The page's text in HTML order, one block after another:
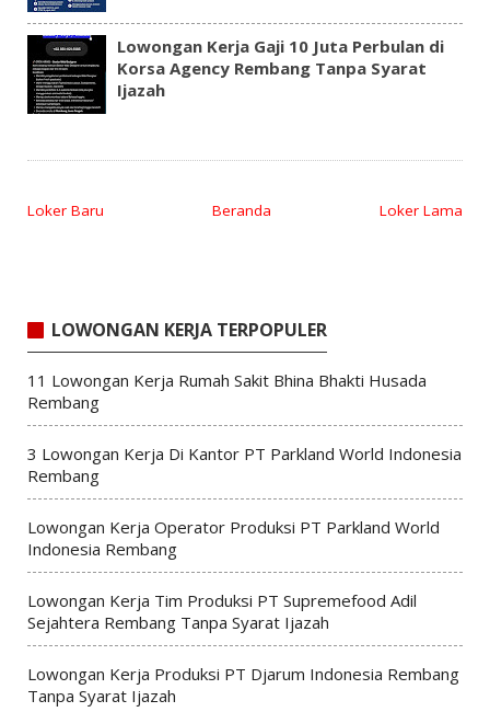
Lowongan Kerja Gaji 10 Juta Perbulan di
Korsa Agency Rembang Tanpa Syarat
Ijazah
Loker Baru Loker Lama
Beranda
LOWONGAN KERJA TERPOPULER
11 Lowongan Kerja Rumah Sakit Bhina Bhakti Husada
Rembang
3 Lowongan Kerja Di Kantor PT Parkland World Indonesia
Rembang
Lowongan Kerja Operator Produksi PT Parkland World
Indonesia Rembang
Lowongan Kerja Tim Produksi PT Supremefood Adil
Sejahtera Rembang Tanpa Syarat Ijazah
Lowongan Kerja Produksi PT Djarum Indonesia Rembang
Tanpa Syarat Ijazah